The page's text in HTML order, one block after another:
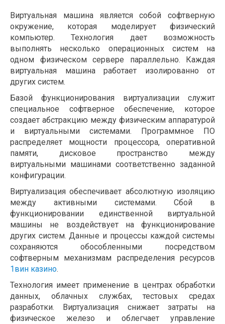
Виртуальная машина является собой софтверную
окружение, которая моделирует физический
компьютер. Технология дает возможность
выполнять несколько операционных систем на
одном физическом сервере параллельно. Каждая
виртуальная машина работает изолированно от
других систем.
Базой функционирования виртуализации служит
специальное софтверное обеспечение, которое
создает абстракцию между физическим аппаратурой
и виртуальными системами. Программное ПО
распределяет мощности процессора, оперативной
памяти, дисковое пространство между
виртуальными машинами соответственно заданной
конфигурации.
Виртуализация обеспечивает абсолютную изоляцию
между активными системами. Сбой в
функционировании единственной виртуальной
машины не воздействует на функционирование
других систем. Данные и процессы каждой системы
сохраняются обособленными посредством
софтверным механизмам распределения ресурсов
1вин казино.
Технология имеет применение в центрах обработки
данных, облачных службах, тестовых средах
разработки. Виртуализация снижает затраты на
физическое железо и облегчает управление